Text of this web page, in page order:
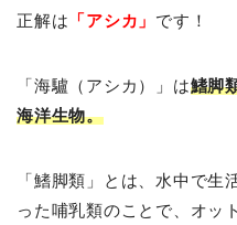
正解は 「アシカ」 です！
「海驢（アシカ）」は鰭脚
海洋生物。
「鰭脚類」とは、水中で生
った哺乳類のことで、オッ